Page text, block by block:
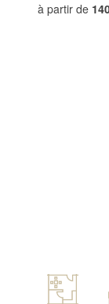
à partir de